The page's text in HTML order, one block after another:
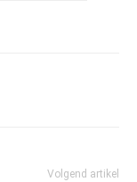
Volgend artikel